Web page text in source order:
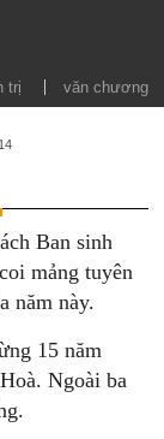
trị văn chương
Ban sinh
mảng tuyên
năm này.
15 năm
Ngoài ba